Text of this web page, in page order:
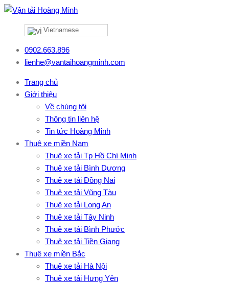
Vietnamese
0902.663.896
lienhe@vantaihoangminh.com
Trang chủ
Giới thiệu
Về chúng tôi
Thông tin liên hệ
Tin tức Hoàng Minh
Thuê xe miền Nam
Thuê xe tải Tp Hồ Chí Minh
Thuê xe tải Bình Dương
Thuê xe tải Đồng Nai
Thuê xe tải Vũng Tàu
Thuê xe tải Long An
Thuê xe tải Tây Ninh
Thuê xe tải Bình Phước
Thuê xe tải Tiền Giang
Thuê xe miền Bắc
Thuê xe tải Hà Nội
Thuê xe tải Hưng Yên